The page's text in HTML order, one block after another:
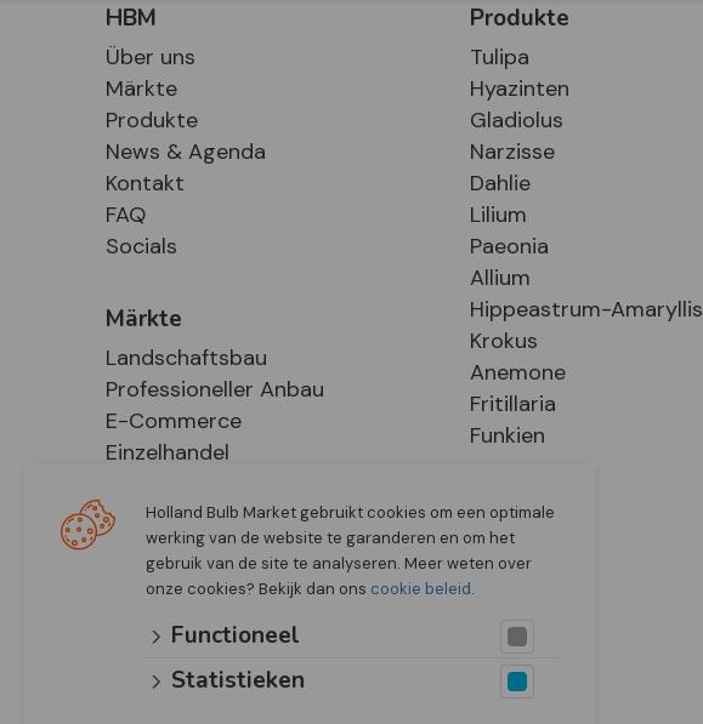
HBM
Über uns
Märkte
Produkte
News & Agenda
Kontakt
FAQ
Socials
Märkte
Landschaftsbau
Professioneller Anbau
E-Commerce
Einzelhandel
Produkte
Tulipa
Hyazinten
Gladiolus
Narzisse
Dahlie
Lilium
Paeonia
Allium
Hippeastrum-Amaryllis
Krokus
Anemone
Fritillaria
Funkien
Holland Bulb Market gebruikt cookies om een optimale
werking van de website te garanderen en om het
gebruik van de site te analyseren. Meer weten over
onze cookies? Bekijk dan ons cookie beleid.
Functioneel
Statistieken